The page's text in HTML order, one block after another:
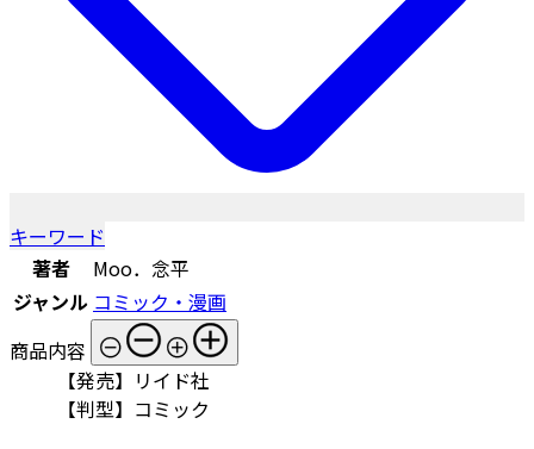
キーワード
著者
Moo．念平
ジャンル コミック・漫画
商品内容
【発売】リイド社
【判型】コミック